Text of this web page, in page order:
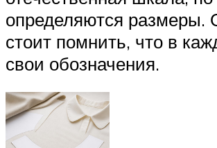
определяются размеры.
стоит помнить, что в
свои обозначения.